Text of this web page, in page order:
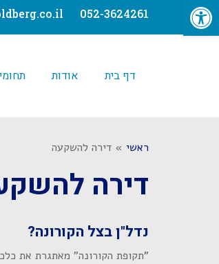
לתוכן 052-3624261
דף בית אודות
ראשי » דירה להשקעה
דירה
נדל"ן בצל הקורונה?
"תקופת הקורונה" מאתגרת את